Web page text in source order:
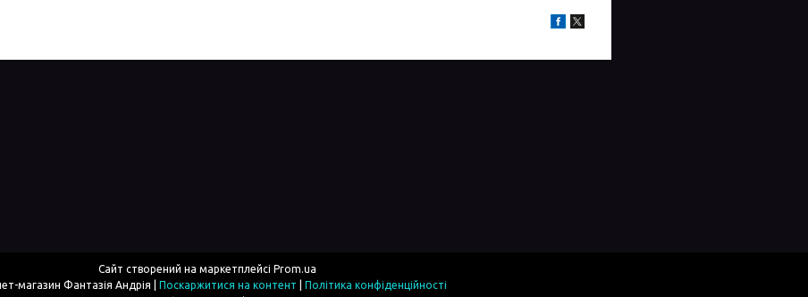
Сайт створений на маркетплейсі Prom.ua
Поскаржитися на контент
Політика конфіденційності